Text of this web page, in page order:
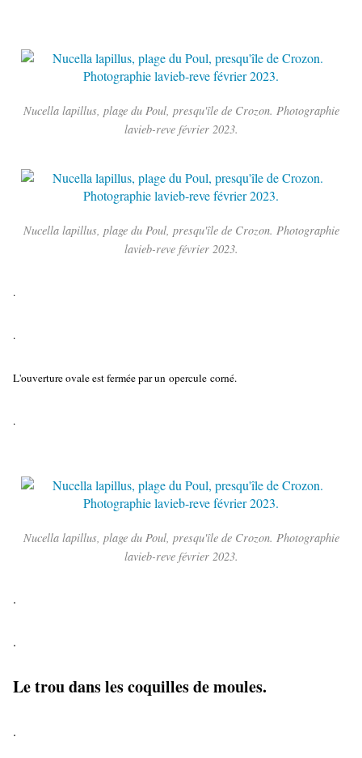
Nucella lapillus, plage du Poul, presqu'île de Crozon. Photographie
lavieb-reve février 2023.
Nucella lapillus, plage du Poul, presqu'île de Crozon. Photographie
lavieb-reve février 2023.
.
.
L'ouverture ovale est fermée par un opercule corné.
.
Nucella lapillus, plage du Poul, presqu'île de Crozon. Photographie
lavieb-reve février 2023.
.
.
Le trou dans les coquilles de moules.
.